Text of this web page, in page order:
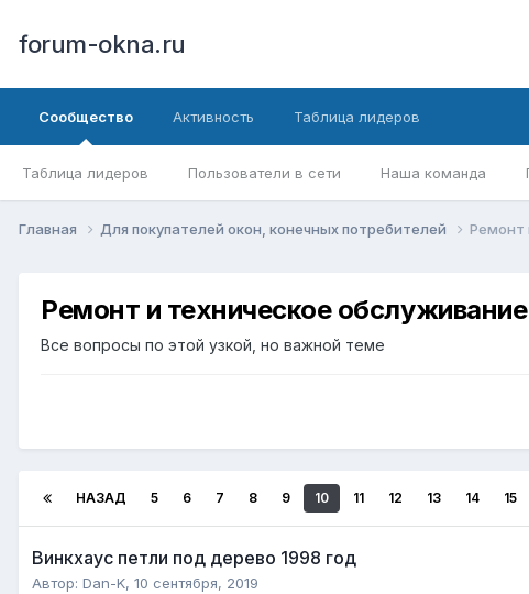
forum-okna.ru
Сообщество
Таблица лидеров Пользователи в сети Наша команда
Активность Таблица лидеров
Главная Для покупателей окон, конечных потребителей Ремонт
Ремонт и техническое
Все вопросы по этой узкой, но важной теме
НАЗАД 5 6 7 8 9 10 11 12 13 14 15
Винкхаус петли под дерево 1998 год
Автор: Dan-K, 10 сентября, 2019